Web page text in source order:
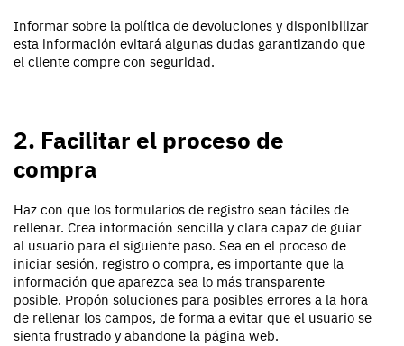
Informar sobre la política de devoluciones y disponibilizar
esta información evitará algunas dudas garantizando que
el cliente compre con seguridad.
2. Facilitar el proceso de
compra
Haz con que los formularios de registro sean fáciles de
rellenar. Crea información sencilla y clara capaz de guiar
al usuario para el siguiente paso. Sea en el proceso de
iniciar sesión, registro o compra, es importante que la
información que aparezca sea lo más transparente
posible. Propón soluciones para posibles errores a la hora
de rellenar los campos, de forma a evitar que el usuario se
sienta frustrado y abandone la página web.